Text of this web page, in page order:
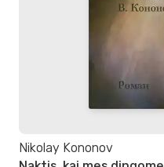
Nikolay Kononov